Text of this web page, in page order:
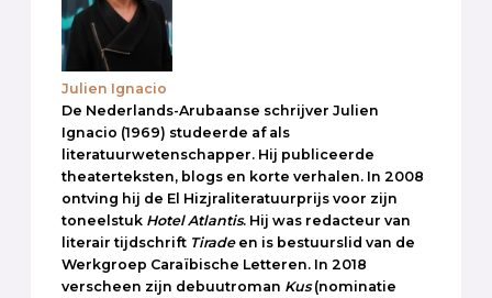
Julien Ignacio
De Nederlands-Arubaanse schrijver Julien
Ignacio (1969) studeerde af als
literatuurwetenschapper. Hij publiceerde
theaterteksten, blogs en korte verhalen. In 2008
ontving hij de El Hizjraliteratuurprijs voor zijn
toneelstuk Hotel Atlantis. Hij was redacteur van
literair tijdschrift Tiradeen is bestuurslid van de
Werkgroep Caraïbische Letteren. In 2018
verscheen zijn debuutroman Kus(nominatie